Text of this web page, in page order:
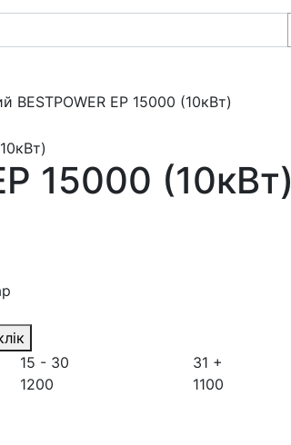
BESTPOWER EP 15000 (10кВт)
15000 (10кВт)
15 - 30
31 +
1200 1100